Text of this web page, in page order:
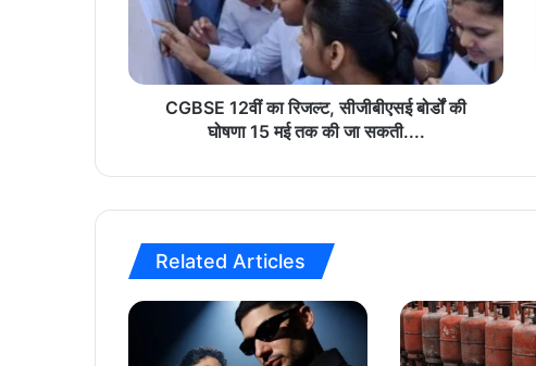
बोर्डों
15
जा
CGBSE 12वीं का रिजल्ट, सीजीबीएसई बोर्डों की
घोषणा 15 मई तक की जा सकती....
Related Articles